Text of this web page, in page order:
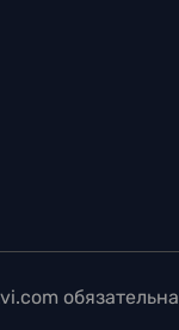
обязательна